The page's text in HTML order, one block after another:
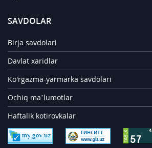
SAVDOLAR
Birja savdolari
Davlat xaridlar
Ko'rgazma-yarmarka savdolari
Ochiq ma’lumotlar
Haftalik kotirovkalar